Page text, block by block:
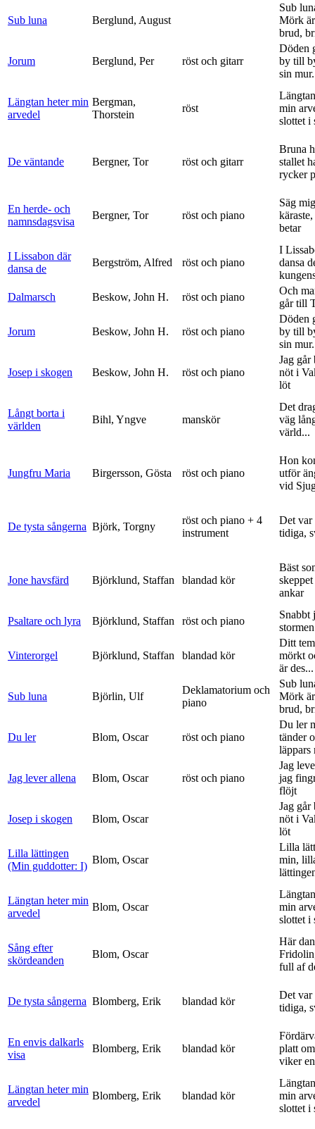
Sub luna Berglund, August
Sub
Mörk
brud,
Jorum Berglund, Per röst och gitarr
Döden
by till
sin
Längtan heter min
arvedel
Bergman,
Thorstein
röst
min
slottet i
De väntande Bergner, Tor röst och gitarr
Bruna
stallet
rycker
En herde- och
namnsdagsvisa
Bergner, Tor röst och piano
Säg
betar
I Lissabon där
dansa de
Bergström, Alfred röst och piano
I
dansa
Dalmarsch
Beskow, John H. röst och piano
Och
går till
Jorum Beskow, John H. röst och piano
Döden
by till
sin
Josep i skogen Beskow, John H. röst och piano
Jag går
nöt i
löt
Långt borta i
världen
Bihl, Yngve manskör
Det
väg
värld...
Jungfru Maria Birgersson, Gösta röst och piano
Hon
utför
vid
De tysta sångerna Björk, Torgny
röst och piano + 4
instrument
Det var
tidiga,
Jone havsfärd Björklund, Staffan blandad kör
Bäst
ankar
Psaltare och lyra Björklund, Staffan röst och piano
Snabbt
Vinterorgel Björklund, Staffan blandad kör
Ditt
mörkt
är des...
Sub luna Björlin, Ulf
Deklamatorium och
piano
Sub
Mörk
brud,
Du ler Blom, Oscar röst och piano
Du ler
tänder
läppars
Jag lever allena Blom, Oscar röst och piano
Jag
jag
flöjt
Josep i skogen Blom, Oscar
Jag går
nöt i
löt
Lilla lättingen
(Min guddotter: I)
Blom, Oscar
Lilla
min,
Längtan heter min
arvedel
Blom, Oscar
min
slottet i
Sång efter
skördeanden
Blom, Oscar
Här
full af
De tysta sångerna Blomberg, Erik blandad kör
Det var
tidiga,
En envis dalkarls
visa
Blomberg, Erik blandad kör
platt
viker
Längtan heter min
arvedel
Blomberg, Erik blandad kör
min
slottet i